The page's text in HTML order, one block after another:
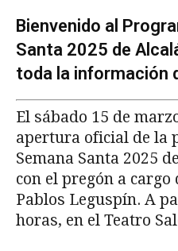
Bienvenido al
Santa 2025 de
toda la información
El sábado 15 de
apertura oficial de la
Semana Santa 2025
con el pregón a cargo
Pablos Leguspín. A
horas, en el Teatro